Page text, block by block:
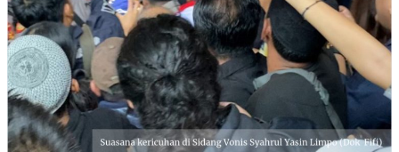
Lifestyle
Internasional